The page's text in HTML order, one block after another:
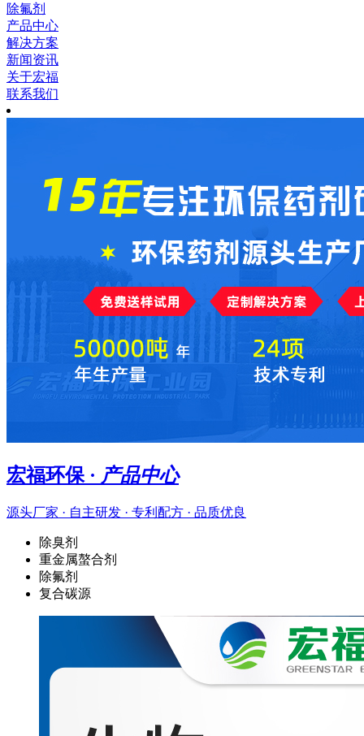
除氟剂
产品中心
解决方案
新闻资讯
关于宏福
联系我们
宏福环保 · 产品中心
源头厂家 · 自主研发 · 专利配方 · 品质优良
除臭剂
重金属螯合剂
除氟剂
复合碳源